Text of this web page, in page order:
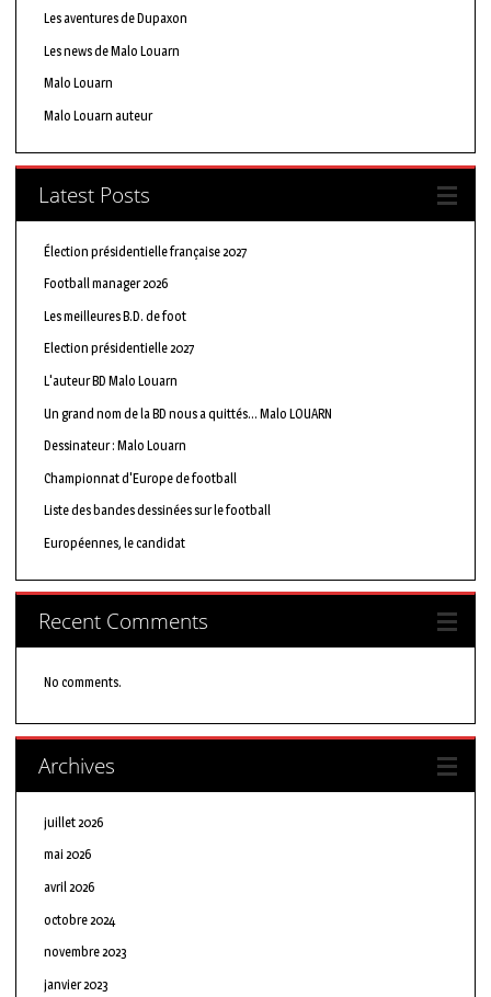
Les aventures de Dupaxon
Les news de Malo Louarn
Malo Louarn
Malo Louarn auteur
Latest Posts
Élection présidentielle française 2027
Football manager 2026
Les meilleures B.D. de foot
Election présidentielle 2027
L'auteur BD Malo Louarn
Un grand nom de la BD nous a quittés… Malo LOUARN
Dessinateur : Malo Louarn
Championnat d'Europe de football
Liste des bandes dessinées sur le football
Européennes, le candidat
Recent Comments
No comments.
Archives
juillet 2026
mai 2026
avril 2026
octobre 2024
novembre 2023
janvier 2023